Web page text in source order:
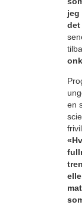
jeg
det
en